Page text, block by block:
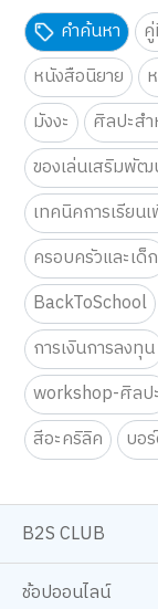
คำค้นหา
หนังสือนิยาย
มังงะ
ศิลปะส
ของเล่นเสริมพัฒ
เทคนิคการเรีย
ครอบครัวและเด็ก
BackToSchool
การเงินการลงทุน
workshop-ศิลปะ
สีอะคริลิค
บอ
B2S CLUB
ช้อปออนไลน์